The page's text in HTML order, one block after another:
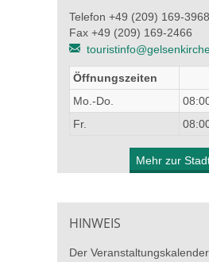
Telefon +49 (209) 169-
Fax +49 (209) 169-2466
Öffnungszeiten
Mo.-Do.
Fr.
Mehr zur
HINWEIS
Der